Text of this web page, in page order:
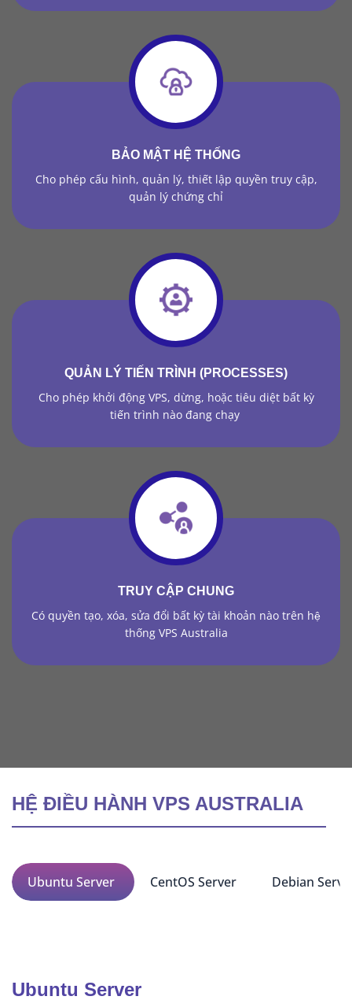
BẢO MẬT HỆ THỐNG
Cho phép cấu hình, quản lý, thiết lập quyền truy cập,
quản lý chứng chỉ
QUẢN LÝ TIẾN TRÌNH (PROCESSES)
Cho phép khởi động VPS, dừng, hoặc tiêu diệt bất kỳ
tiến trình nào đang chạy
TRUY CẬP CHUNG
Có quyền tạo, xóa, sửa đổi bất kỳ tài khoản nào trên hệ
thống VPS Australia
HỆ ĐIỀU HÀNH VPS AUSTRALIA
Ubuntu Server CentOS Server Debian
Ubuntu Server